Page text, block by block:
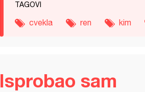
TAGOVI
cvekla ren kim
Isprobao sam